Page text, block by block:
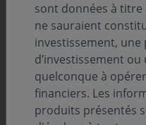
Découvrez notre fonds
Entreprises, notre
moyennes
série deGestion de
ses gérants Samir
Gestion OPC Actions
Gérant OPC Actions
sont données à
ne sauraient
investissement,
d’investissement
quelconque à
financiers. Les
produits présentés